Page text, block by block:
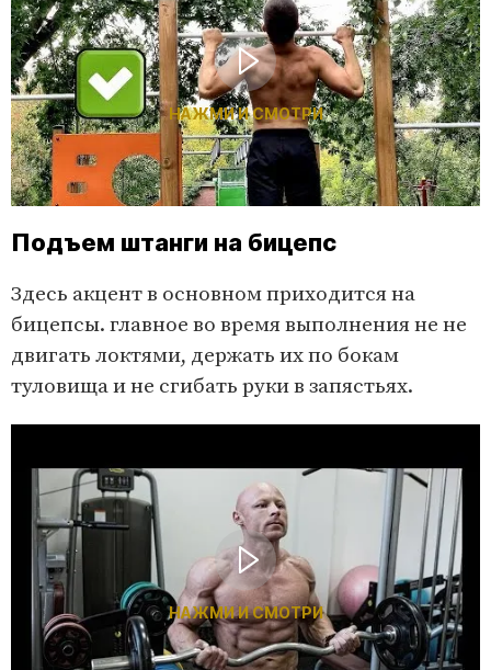
НАЖМИ И СМОТРИ
Подъем штанги на бицепс
Здесь акцент в основном приходится на
бицепсы. главное во время выполнения не не
двигать локтями, держать их по бокам
туловища и не сгибать руки в запястьях.
НАЖМИ И СМОТРИ